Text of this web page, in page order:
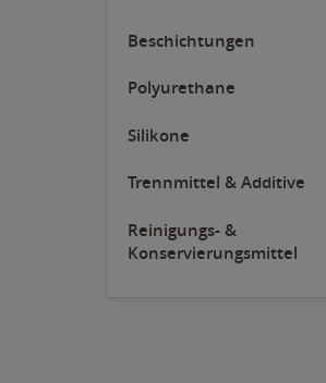
Beschichtungen
Polyurethane
Silikone
Trennmittel & Additive
Reinigungs- &
Konservierungsmittel